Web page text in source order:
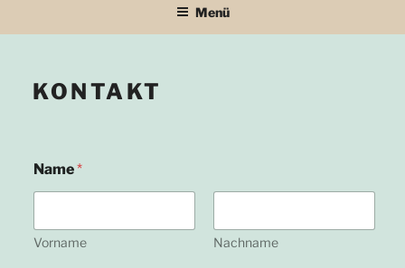
Menü
KONTAKT
Name*
Vorname Nachname